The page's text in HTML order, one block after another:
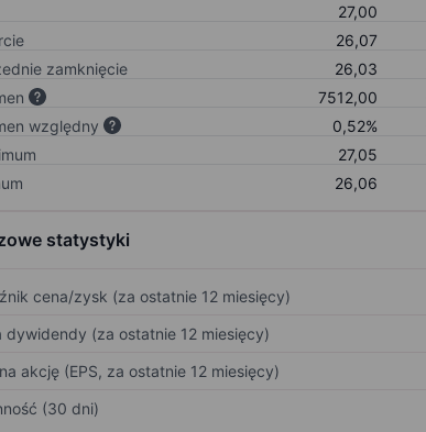
27,00
26,07
zamknięcie
26,03
7512,00
względny
0,52%
27,05
26,06
statystyki
cena/zysk (za ostatnie 12 miesięcy)
dywidendy (za ostatnie 12 miesięcy)
akcję (EPS, za ostatnie 12 miesięcy)
(30 dni)